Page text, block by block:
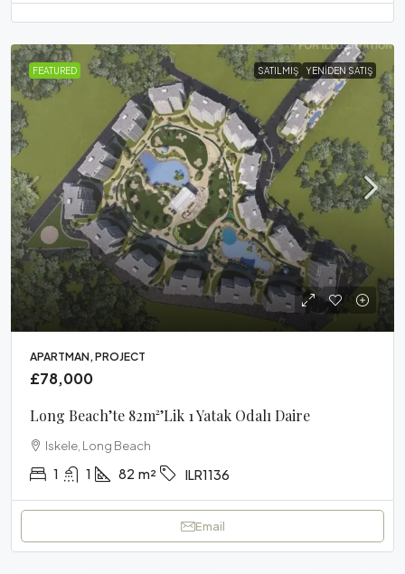
FEATURED SATILMIŞ YENIDEN SATIŞ
APARTMAN, PROJECT
£78,000
Long Beach’te 82m²’lik 1 Yatak Odalı Daire
Iskele, Long Beach
1 1 82 m² ILR1136
Email